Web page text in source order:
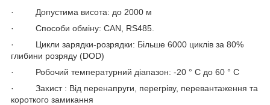
· Допустима висота: до 2000 м
· Способи обміну: CAN, RS485.
· Цикли зарядки-розрядки: Більше 6000 циклів за 80%
глибини розряду (DOD)
· Робочий температурний діапазон: -20 ° C до 60 ° C
· Захист : Від перенапруги, перегріву, перевантаження та
короткого замикання